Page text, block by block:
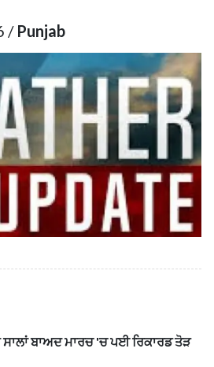
/ Punjab
ਬਾਅਦ ਮਾਰਚ 'ਚ ਪਈ ਰਿਕਾਰਡ ਤੋੜ